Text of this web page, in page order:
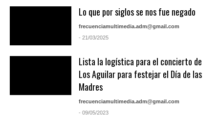
Lo que por siglos se nos fue negado
frecuenciamultimedia.adm@gmail.com
- 21/03/2025
Lista la logística para el concierto de
Los Aguilar para festejar el Día de las
Madres
frecuenciamultimedia.adm@gmail.com
- 09/05/2023